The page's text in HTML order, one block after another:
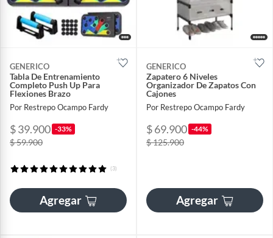
GENERICO
Tabla De Entrenamiento
Completo Push Up Para
Flexiones Brazo
Por Restrepo Ocampo Fardy
$ 39.900 -33%
$ 59.900
(3)
Agregar
GENERICO
Zapatero 6 Niveles
Organizador De Zapatos Con
Cajones
Por Restrepo Ocampo Fardy
$ 69.900 -44%
$ 125.900
Agregar